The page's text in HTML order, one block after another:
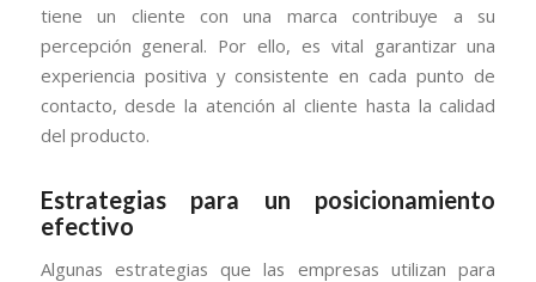
tiene un cliente con una marca contribuye a su
percepción general. Por ello, es vital garantizar una
experiencia positiva y consistente en cada punto de
contacto, desde la atención al cliente hasta la calidad
del producto.
Estrategias para un posicionamiento
efectivo
Algunas estrategias que las empresas utilizan para